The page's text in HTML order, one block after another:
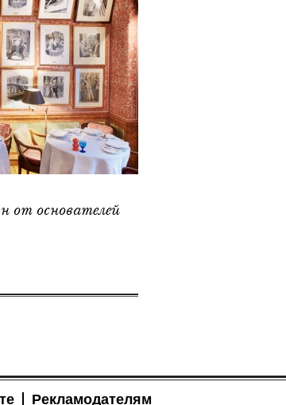
от основателей
Рекламодателям